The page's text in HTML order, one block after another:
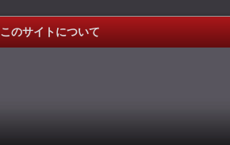
このサイトについて